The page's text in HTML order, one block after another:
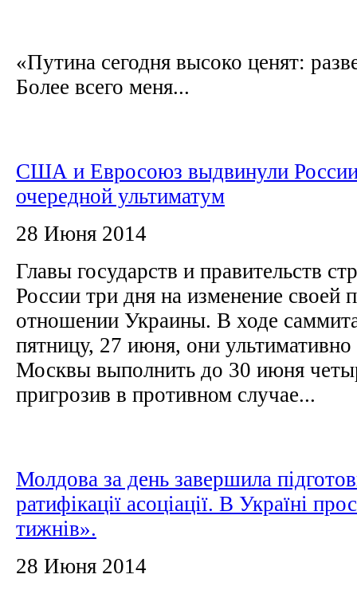
«Путина сегодня высоко ценят:
Более всего меня...
США и Евросоюз выдвинули
очередной ультиматум
28 Июня 2014
Главы государств и правительств
России три дня на изменение своей
отношении Украины. В ходе
пятницу, 27 июня, они ультимативно
Москвы выполнить до 30 июня
пригрозив в противном случае...
Молдова за день завершила
ратифікації асоціації. В Україні
тижнів».
28 Июня 2014